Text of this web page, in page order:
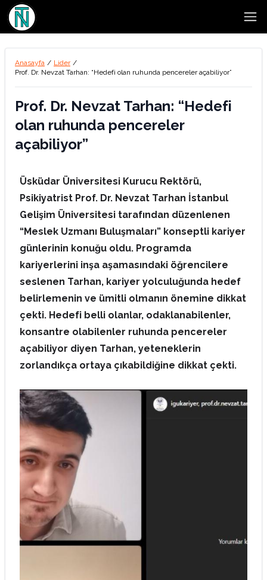
Anasayfa / Lider /
Prof. Dr. Nevzat Tarhan: “Hedefi olan ruhunda pencereler açabiliyor”
Prof. Dr. Nevzat Tarhan: “Hedefi
olan ruhunda pencereler
açabiliyor”
Üsküdar Üniversitesi Kurucu Rektörü,
Psikiyatrist Prof. Dr. Nevzat Tarhan İstanbul
Gelişim Üniversitesi tarafından düzenlenen
“Meslek Uzmanı Buluşmaları” konseptli kariyer
günlerinin konuğu oldu. Programda
kariyerlerini inşa aşamasındaki öğrencilere
seslenen Tarhan, kariyer yolculuğunda hedef
belirlemenin ve ümitli olmanın önemine dikkat
çekti. Hedefi belli olanlar, odaklanabilenler,
konsantre olabilenler ruhunda pencereler
açabiliyor diyen Tarhan, yeteneklerin
zorlandıkça ortaya çıkabildiğine dikkat çekti.